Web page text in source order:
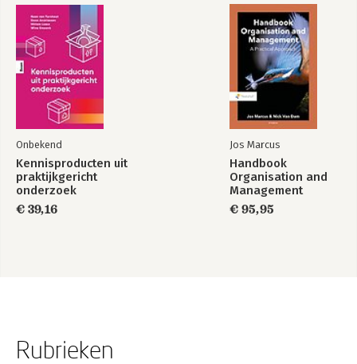
Noten
Literatuurlijst
Kaarten
Register
Onbekend
Kennisproducten uit
praktijkgericht
onderzoek
€ 39,16
Jos Marcus
Handbook
Organisation and
Management
€ 95,95
Rubrieken